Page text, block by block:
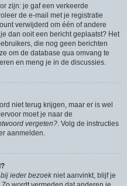
zijn: je gaf een verkeerde
de e-mail met je registratie
verwijderd om één of andere
dan ooit een bericht geplaatst? Het
die nog geen berichten
om de database qua omvang te
en meng je in de discussies.
niet terug krijgen, maar er is wel
moet je naar de
vergeten?. Volg de instructies
aanmelden.
ieder bezoek niet aanvinkt, blijf je